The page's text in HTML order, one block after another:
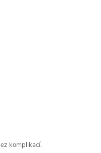
komplikací.